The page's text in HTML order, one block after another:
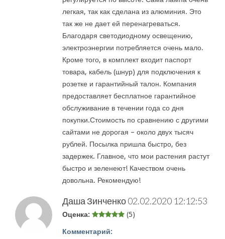
легкая, так как сделана из алюминия. Это
так же не дает ей перенагреваться.
Благодаря светодиодному освещению,
электроэнергии потребляется очень мало.
Кроме того, в комплект входит паспорт
товара, кабель (шнур) для подключения к
розетке и гарантийный талон. Компания
предоставляет бесплатное гарантийное
обслуживание в течении года со дня
покупки.Стоимость по сравнению с другими
сайтами не дорогая – около двух тысяч
рублей. Посылка пришла быстро, без
задержек. Главное, что мои растения растут
быстро и зеленеют! Качеством очень
довольна. Рекомендую!
Даша Зинченко02.02.2020 12:12:53
Оценка: (5)
Комментарий: